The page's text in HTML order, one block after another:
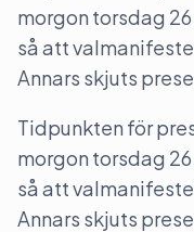
morgon torsdag
så att
Annars skjuts
Tidpunkten för
morgon torsdag
så att
Annars skjuts